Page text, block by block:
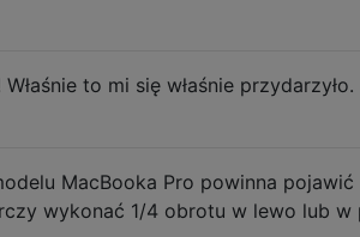
to mi się właśnie przydarzyło.
MacBooka Pro powinna pojawić
wykonać 1/4 obrotu w lewo lub